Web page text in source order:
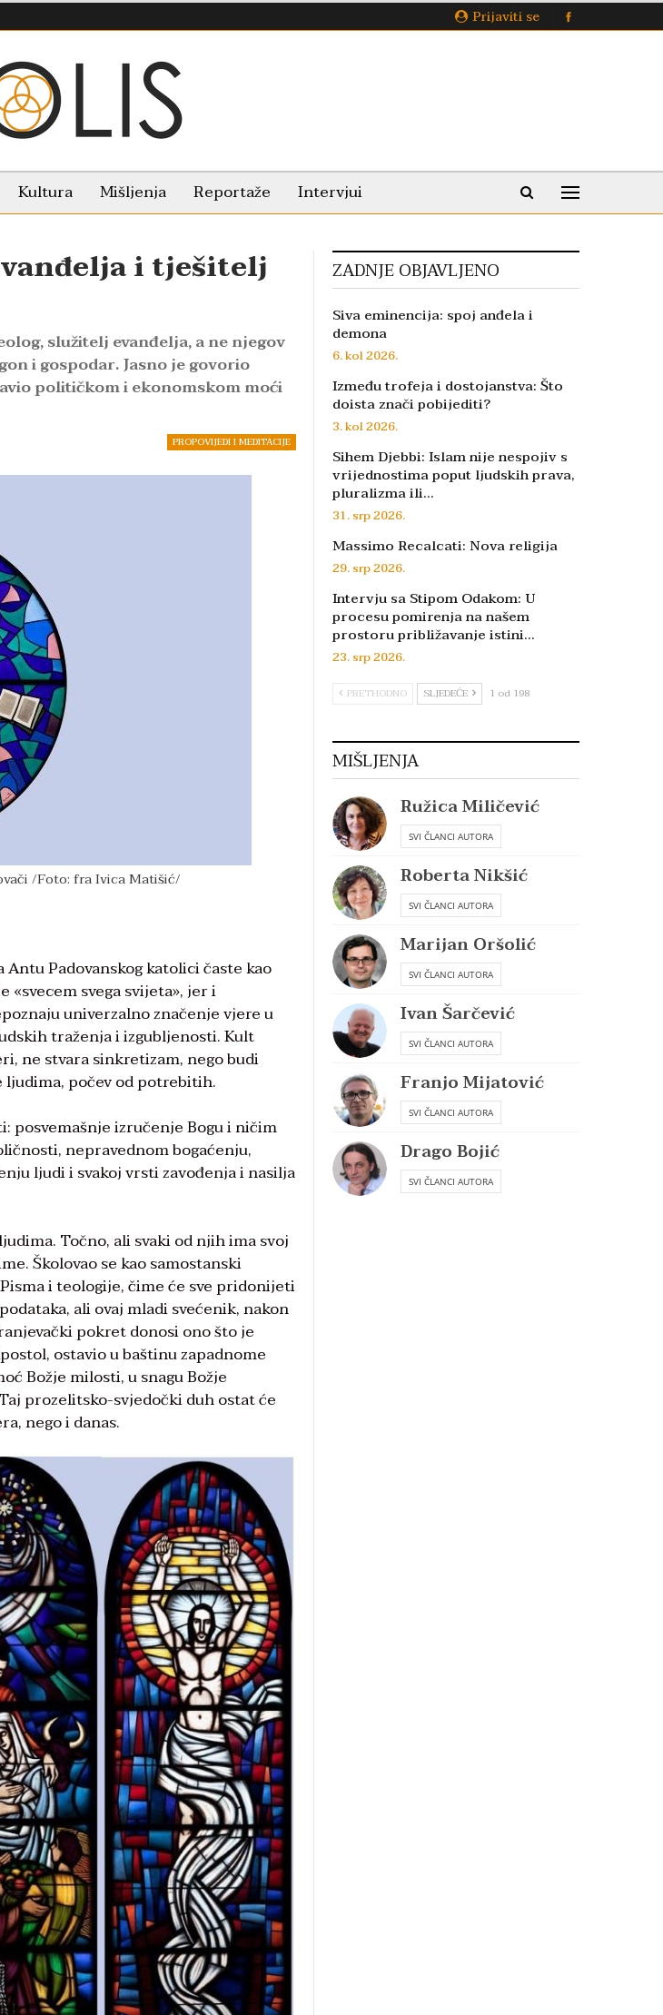
Prijaviti se
Kultura Mišljenja Reportaže Intervjui
i tješitelj
služitelj evanđelja, a ne njegov
i gospodar. Jasno je govorio
političkom i ekonomskom moći
PROPOVIJEDI I MEDITACIJE
/Foto: fra Ivica Matišić/
Padovanskog katolici časte kao
«svecem svega svijeta», jer i
univerzalno značenje vjere u
traženja i izgubljenosti. Kult
ne stvara sinkretizam, nego budi
ljudima, počev od potrebitih.
posvemašnje izručenje Bogu i ničim
nepravednom bogaćenju,
ljudi i svakoj vrsti zavođenja i nasilja
Točno, ali svaki od njih ima svoj
Školovao se kao samostanski
i teologije, čime će sve pridonijeti
ali ovaj mladi svećenik, nakon
pokret donosi ono što je
ostavio u baštinu zapadnome
Božje milosti, u snagu Božje
prozelitsko-svjedočki duh ostat će
nego i danas.
ZADNJE OBJAVLJENO
Siva eminencija: spoj anđela i
demona
6. kol 2026.
Između trofeja i dostojanstva: Što
doista znači pobijediti?
3. kol 2026.
Sihem Djebbi: Islam nije nespojiv s
vrijednostima poput ljudskih prava,
pluralizma ili…
31. srp 2026.
Massimo Recalcati: Nova religija
29. srp 2026.
Intervju sa Stipom Odakom: U
procesu pomirenja na našem
prostoru približavanje istini…
23. srp 2026.
PRETHODNO SLJEDEĆE 1 od 198
MIŠLJENJA
Ružica Miličević
SVI ČLANCI AUTORA
Roberta Nikšić
SVI ČLANCI AUTORA
Marijan Oršolić
SVI ČLANCI AUTORA
Ivan Šarčević
SVI ČLANCI AUTORA
Franjo Mijatović
SVI ČLANCI AUTORA
Drago Bojić
SVI ČLANCI AUTORA